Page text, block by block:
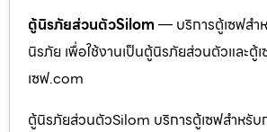
ตู้นิรภัยส่วนตัวSilom — บริการตู้เซฟสำ
นิรภัย เพื่อใช้งานเป็นตู้นิรภัยส่วนตัวและตู้
เซฟ.com
ตู้นิรภัยส่วนตัวSilom บริการตู้เซฟสำหรับ